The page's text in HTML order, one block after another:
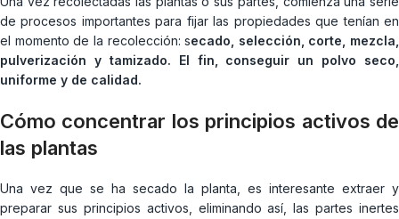
de procesos importantes para fijar las propiedades que tenían en
el momento de la recolección: secado, selección, corte, mezcla,
pulverización y tamizado. El fin, conseguir un polvo seco,
uniforme y de calidad.
Cómo concentrar los principios activos de
las plantas
Una vez que se ha secado la planta, es interesante extraer y
preparar sus principios activos, eliminando así, las partes inertes